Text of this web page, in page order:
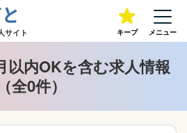
サイト キープ メニュー
以内OKを含む求人情報
（全0件）